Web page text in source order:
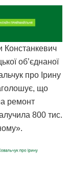
Констанкевич
об’єднаної
про Ірину
що
ремонт
800 тис.